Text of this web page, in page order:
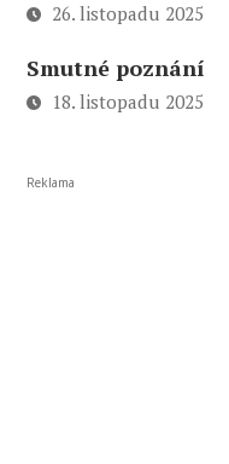
26. listopadu 2025
Smutné poznání
18. listopadu 2025
Reklama